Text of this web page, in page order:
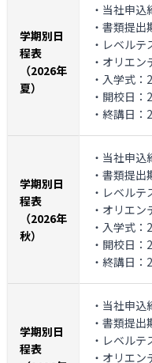
学期別日
程表
（2026年
夏）
・当社申込
・書類提出
・レベルテ
・オリエ
・入学式：
・開校日：
・終講日：
学期別日
程表
（2026年
秋）
・当社申込
・書類提出
・レベルテ
・オリエ
・入学式：
・開校日：
・終講日：
学期別日
程表
・当社申込
・書類提出
・レベルテ
・オリエ